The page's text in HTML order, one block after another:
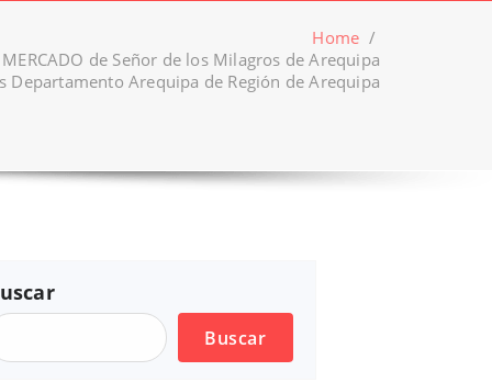
Home /
de Señor de los Milagros de Arequipa
Departamento Arequipa de Región de Arequipa
Buscar